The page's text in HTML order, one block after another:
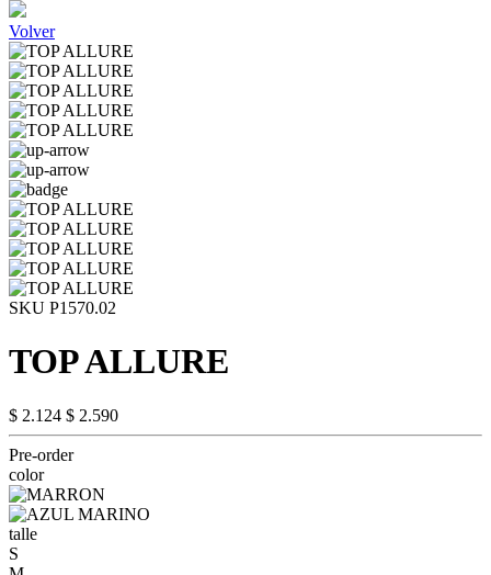
Volver
SKU P1570.02
TOP ALLURE
$ 2.124 $ 2.590
Pre-order
color
talle
S